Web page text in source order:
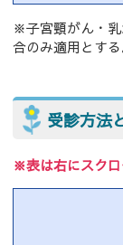
※子宮頸がん・
合のみ適用とする
受診方法
※表は右にスクロ